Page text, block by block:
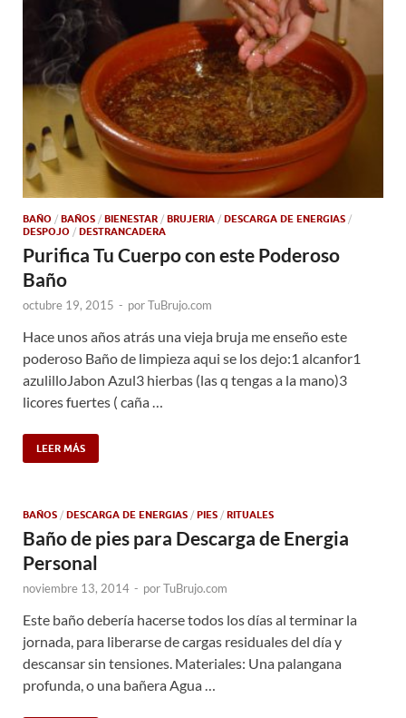
BAÑO / BAÑOS / BIENESTAR / BRUJERIA / DESCARGA DE ENERGIAS /
DESPOJO / DESTRANCADERA
Purifica Tu Cuerpo con este Poderoso
Baño
octubre 19, 2015 - porTuBrujo.com
Hace unos años atrás una vieja bruja me enseño este
poderoso Baño de limpieza aqui se los dejo:1 alcanfor1
azulilloJabon Azul3 hierbas (las q tengas a la mano)3
licores fuertes ( caña …
LEER MÁS
BAÑOS / DESCARGA DE ENERGIAS / PIES / RITUALES
Baño de pies para Descarga de Energia
Personal
noviembre 13, 2014 - porTuBrujo.com
Este baño debería hacerse todos los días al terminar la
jornada, para liberarse de cargas residuales del día y
descansar sin tensiones. Materiales: Una palangana
profunda, o una bañera Agua …